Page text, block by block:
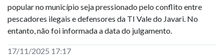
popular no município seja pressionado pelo conflito entre
pescadores ilegais e defensores da TI Vale do Javari. No
entanto, não foi informada a data do julgamento.
17/11/2025 17:17